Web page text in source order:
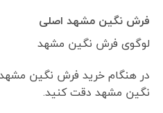
فرش نگین مشهد اصلی
لوگوی فرش نگین مشهد
در هنگام خرید فرش نگین
نگین مشهد دقت کنید.